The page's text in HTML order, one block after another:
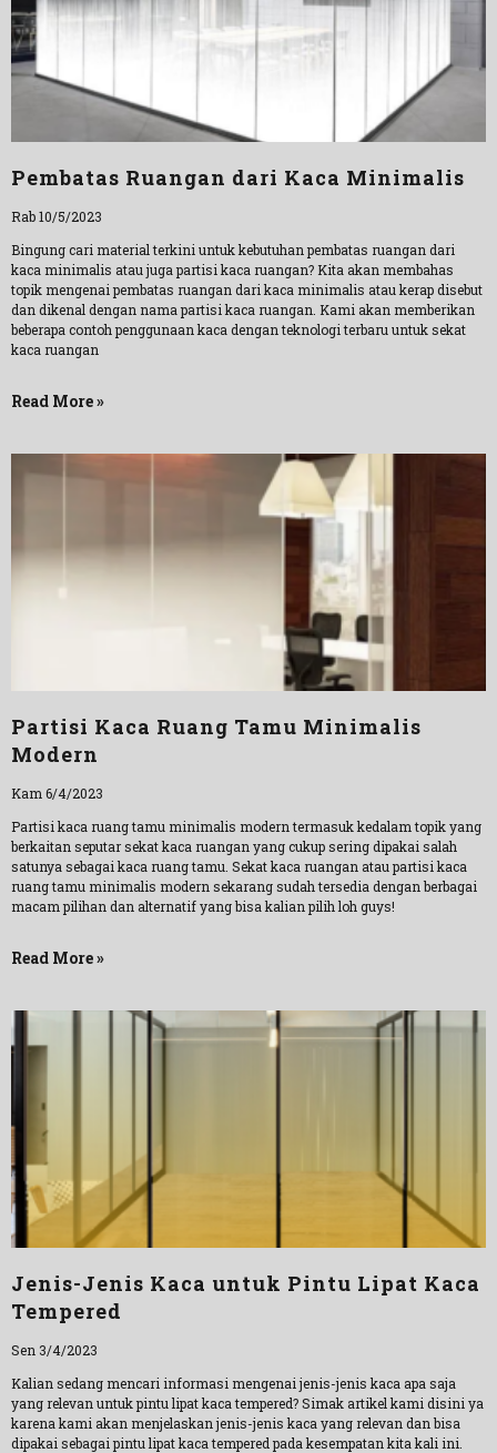
Pembatas Ruangan dari Kaca Minimalis
Rab 10/5/2023
Bingung cari material terkini untuk kebutuhan pembatas ruangan dari
kaca minimalis atau juga partisi kaca ruangan? Kita akan membahas
topik mengenai pembatas ruangan dari kaca minimalis atau kerap disebut
dan dikenal dengan nama partisi kaca ruangan. Kami akan memberikan
beberapa contoh penggunaan kaca dengan teknologi terbaru untuk sekat
kaca ruangan
Read More »
Partisi Kaca Ruang Tamu Minimalis
Modern
Kam 6/4/2023
Partisi kaca ruang tamu minimalis modern termasuk kedalam topik yang
berkaitan seputar sekat kaca ruangan yang cukup sering dipakai salah
satunya sebagai kaca ruang tamu. Sekat kaca ruangan atau partisi kaca
ruang tamu minimalis modern sekarang sudah tersedia dengan berbagai
macam pilihan dan alternatif yang bisa kalian pilih loh guys!
Read More »
Jenis-Jenis Kaca untuk Pintu Lipat Kaca
Tempered
Sen 3/4/2023
Kalian sedang mencari informasi mengenai jenis-jenis kaca apa saja
yang relevan untuk pintu lipat kaca tempered? Simak artikel kami disini ya
karena kami akan menjelaskan jenis-jenis kaca yang relevan dan bisa
dipakai sebagai pintu lipat kaca tempered pada kesempatan kita kali ini.